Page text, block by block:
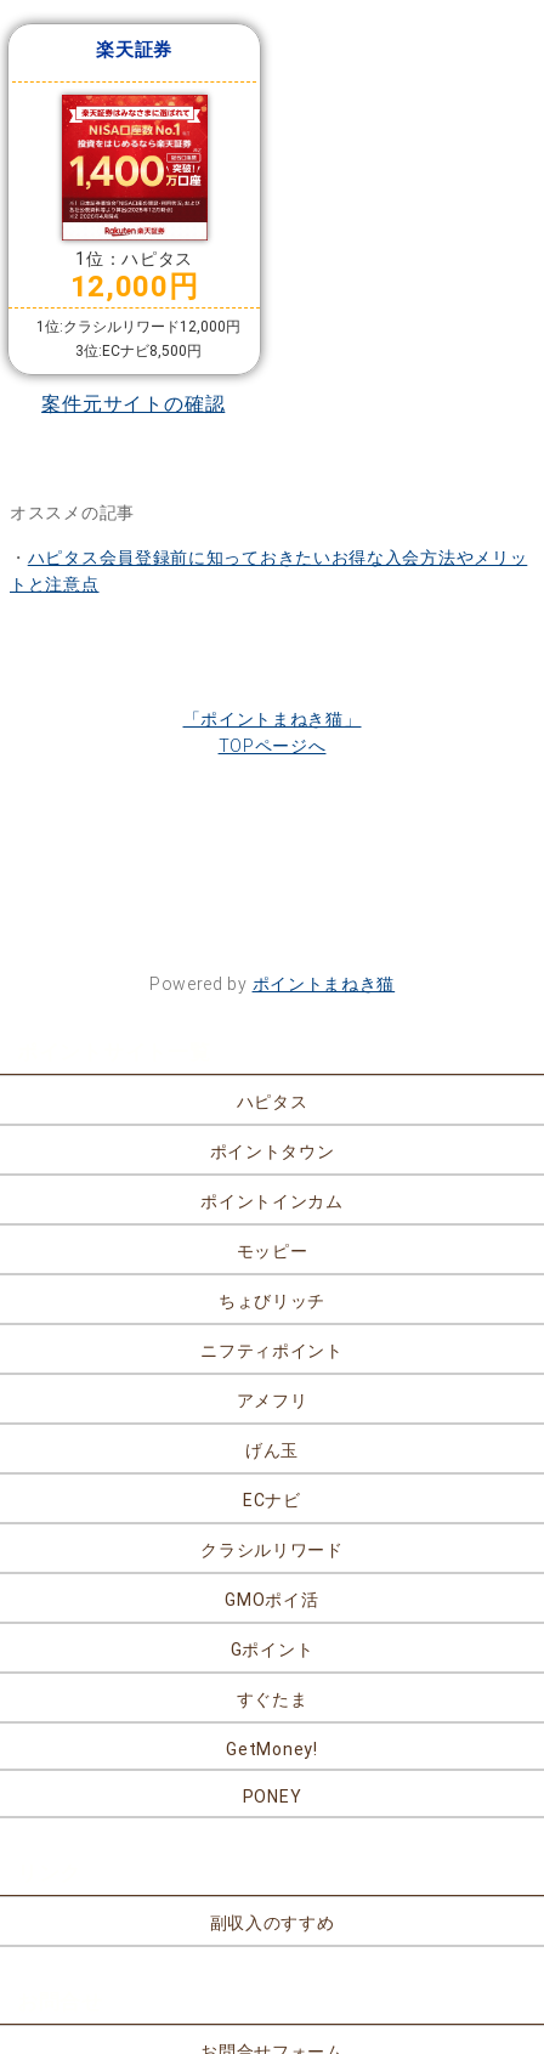
楽天証券
1位：ハピタス
12,000円
1位:クラシルリワード12,000円
3位:ECナビ8,500円
案件元サイトの確認
オススメの記事
・ ハピタス会員登録前に知っておきたいお得な入会方法やメリッ
トと注意点
「ポイントまねき猫」
TOPページへ
Powered by ポイントまねき猫
ハピタス
ポイントタウン
ポイントインカム
モッピー
ちょびリッチ
ニフティポイント
アメフリ
げん玉
ECナビ
クラシルリワード
GMOポイ活
Gポイント
すぐたま
GetMoney!
PONEY
副収入のすすめ